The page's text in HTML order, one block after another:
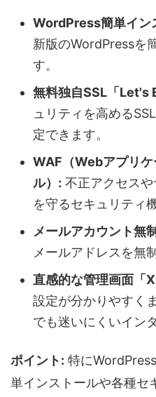
WordPress簡単イン
新版のWordPressを
す。
無料独自SSL「Let's
ュリティを高める
定できます。
WAF（Webアプリ
ル）: 不正アクセス
を守るセキュリティ
メールアカウント無
メールアドレスを無
直感的な管理画面「
設定が分かりやすく
でも迷いにくいイン
ポイント: 特に
単インストールや各種セ